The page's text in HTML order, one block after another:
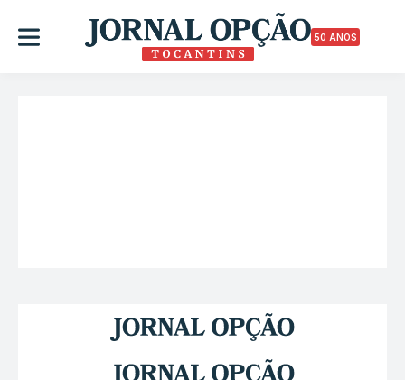
50 ANOS